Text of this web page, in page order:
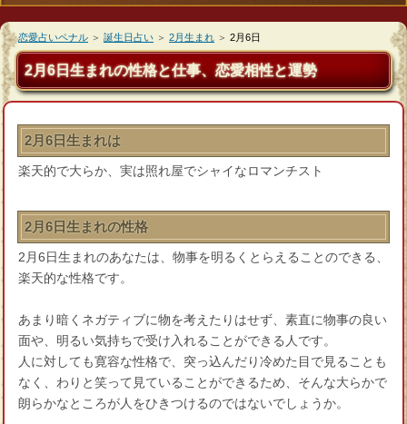
恋愛占いペナル ＞ 誕生日占い ＞ 2月生まれ ＞ 2月6日
2月6日生まれの性格と仕事、恋愛相性と運勢
2月6日生まれは
楽天的で大らか、実は照れ屋でシャイなロマンチスト
2月6日生まれの性格
2月6日生まれのあなたは、物事を明るくとらえることのできる、
楽天的な性格です。
あまり暗くネガティブに物を考えたりはせず、素直に物事の良い
面や、明るい気持ちで受け入れることができる人です。
人に対しても寛容な性格で、突っ込んだり冷めた目で見ることも
なく、わりと笑って見ていることができるため、そんな大らかで
朗らかなところが人をひきつけるのではないでしょうか。